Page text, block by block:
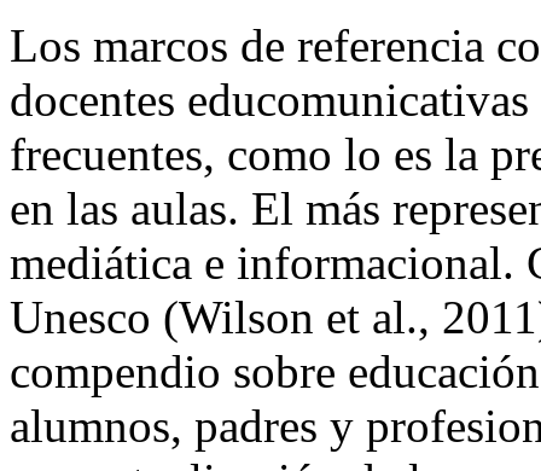
Los marcos de referencia
docentes
frecuentes, como lo es la
en las aulas. El más
mediática e informacional.
Unesco (Wilson et al.,
compendio sobre
alumnos, padres y